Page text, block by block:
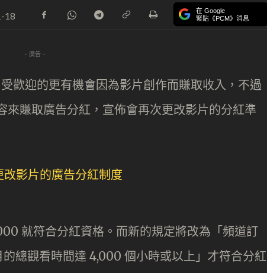
18 在 Google
緊貼《PCM》消息
- 廣告 -
歡迎的更有機會因為影片創作而賺取收入，不過
賺取廣告分紅，宣佈會再次更改影片的分紅準
就符合分紅資格。而新的規定將改為「頻道訂
總觀看時間達 4,000 個小時或以上」才符合分紅